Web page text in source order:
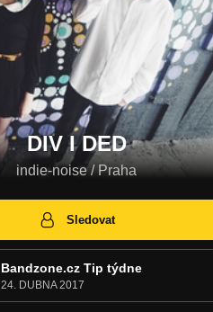
DIV I DED
indie-noise / Praha
Sledovat
Bandzone.cz Tip týdne
24. DUBNA 2017